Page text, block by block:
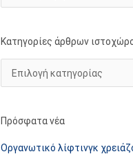
ρ
ι
α
Κατηγορίες άρθρων
γ
ο
εΠρόσφατα νέα
Οργανωτικό λίφτινγκ